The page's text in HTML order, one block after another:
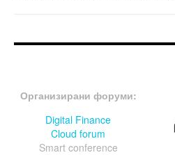
Организирани форуми:
Digital Finance
Cloud forum
Smart conference